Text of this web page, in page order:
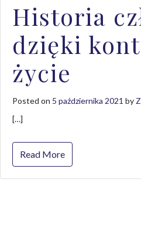
Historia
dzięki
życie
Posted on 5 października 2021 by
[…]
Read More